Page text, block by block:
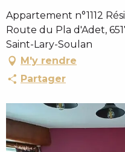
n
t
e
n
u
i
n
Appartement n°1112
Route du Pla d'Adet,
Saint-Lary-Soulan
M'y rendre
Partager